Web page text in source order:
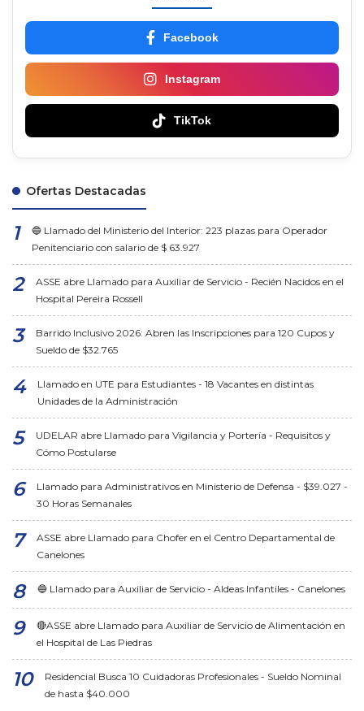
Facebook
Instagram
TikTok
Ofertas Destacadas
🔵 Llamado del Ministerio del Interior: 223 plazas para Operador
Penitenciario con salario de $ 63.927
ASSE abre Llamado para Auxiliar de Servicio - Recién Nacidos en el
Hospital Pereira Rossell
Barrido Inclusivo 2026: Abren las Inscripciones para 120 Cupos y
Sueldo de $32.765
Llamado en UTE para Estudiantes - 18 Vacantes en distintas
Unidades de la Administración
UDELAR abre Llamado para Vigilancia y Portería - Requisitos y
Cómo Postularse
Llamado para Administrativos en Ministerio de Defensa - $39.027 -
30 Horas Semanales
ASSE abre Llamado para Chofer en el Centro Departamental de
Canelones
🔵 Llamado para Auxiliar de Servicio - Aldeas Infantiles - Canelones
🔴ASSE abre Llamado para Auxiliar de Servicio de Alimentación en
el Hospital de Las Piedras
Residencial Busca 10 Cuidadoras Profesionales - Sueldo Nominal
de hasta $40.000